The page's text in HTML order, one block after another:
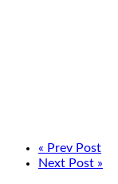
« Prev Post
Next Post »